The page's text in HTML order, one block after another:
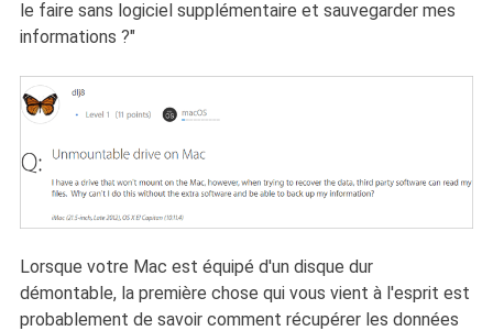
le faire sans logiciel supplémentaire et sauvegarder mes
informations ?"
Lorsque votre Mac est équipé d'un disque dur
démontable, la première chose qui vous vient à l'esprit est
probablement de savoir comment récupérer les données